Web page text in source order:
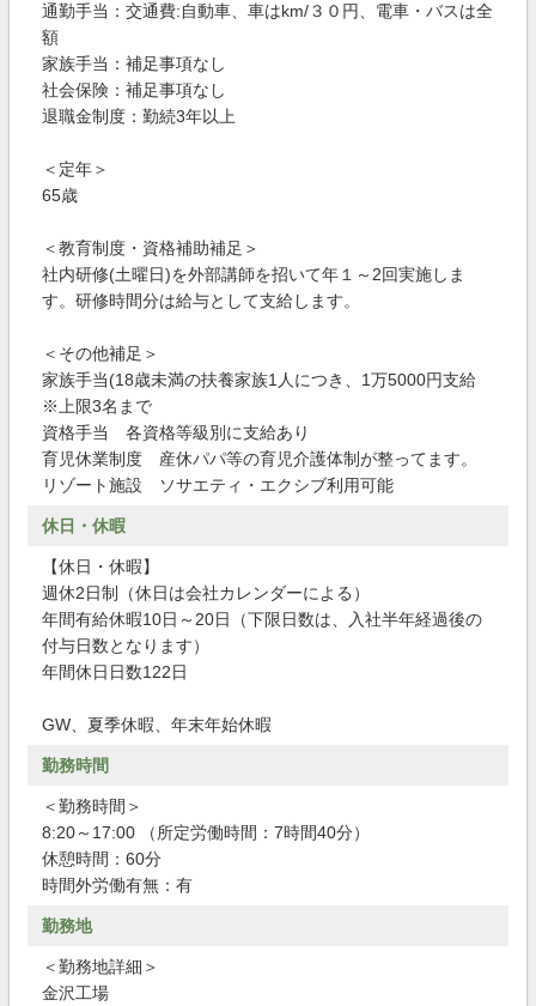
通勤手当：交通費:自動車、車はkm/３０円、電車・バスは全
額
家族手当：補足事項なし
社会保険：補足事項なし
退職金制度：勤続3年以上
＜定年＞
65歳
＜教育制度・資格補助補足＞
社内研修(土曜日)を外部講師を招いて年１～2回実施しま
す。研修時間分は給与として支給します。
＜その他補足＞
家族手当(18歳未満の扶養家族1人につき、1万5000円支給
※上限3名まで
資格手当 各資格等級別に支給あり
育児休業制度 産休パパ等の育児介護体制が整ってます。
リゾート施設 ソサエティ・エクシブ利用可能
休日・休暇
【休日・休暇】
週休2日制（休日は会社カレンダーによる）
年間有給休暇10日～20日（下限日数は、入社半年経過後の
付与日数となります）
年間休日日数122日
GW、夏季休暇、年末年始休暇
勤務時間
＜勤務時間＞
8:20～17:00 （所定労働時間：7時間40分）
休憩時間：60分
時間外労働有無：有
勤務地
＜勤務地詳細＞
金沢工場